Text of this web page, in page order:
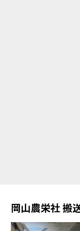
岡山農栄社 搬